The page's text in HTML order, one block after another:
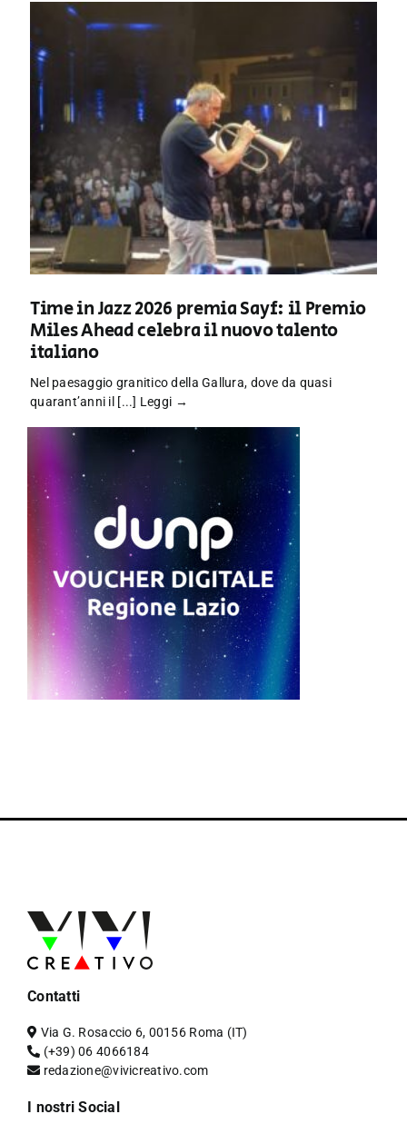
Time in Jazz 2026 premia Sayf: il Premio
Miles Ahead celebra il nuovo talento
italiano
Nel paesaggio granitico della Gallura, dove da quasi
quarant’anni il [...] Leggi →
Contatti
Via G. Rosaccio 6, 00156 Roma (IT)
(+39) 06 4066184
redazione@vivicreativo.com
I nostri Social